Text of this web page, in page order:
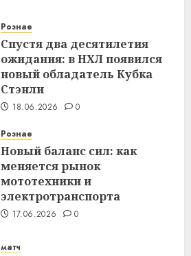
Рознае
Спустя два десятилетия
ожидания: в НХЛ появился
новый обладатель Кубка
Стэнли
18.06.2026 0
Рознае
Новый баланс сил: как
меняется рынок
мототехники и
электротранспорта
17.06.2026 0
матч